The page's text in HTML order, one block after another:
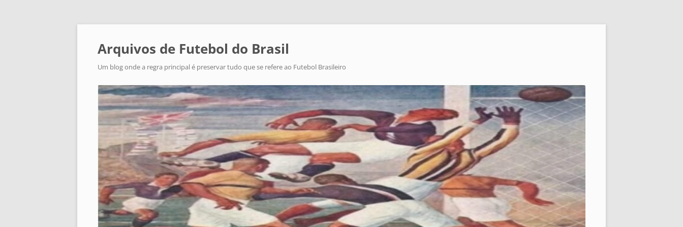
Arquivos de Futebol do Brasil
Um blog onde a regra principal é preservar tudo que se refere ao Futebol Brasileiro